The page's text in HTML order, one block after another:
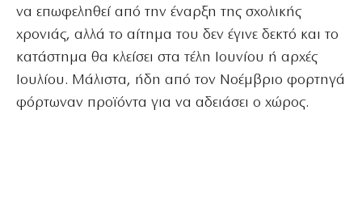
να επωφεληθεί από την έναρξη της σχολικής
χρονιάς, αλλά το αίτημα του δεν έγινε δεκτό και το
κατάστημα θα κλείσει στα τέλη Ιουνίου ή αρχές
Ιουλίου. Μάλιστα, ήδη από τον Νοέμβριο φορτηγά
φόρτωναν προϊόντα για να αδειάσει ο χώρος.